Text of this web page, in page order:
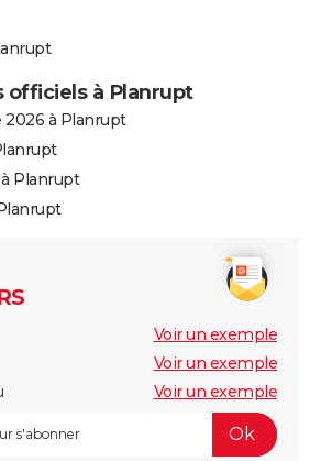
officiels à Planrupt
à Planrupt
Planrupt
Voir un exemple
Voir un exemple
Voir un exemple